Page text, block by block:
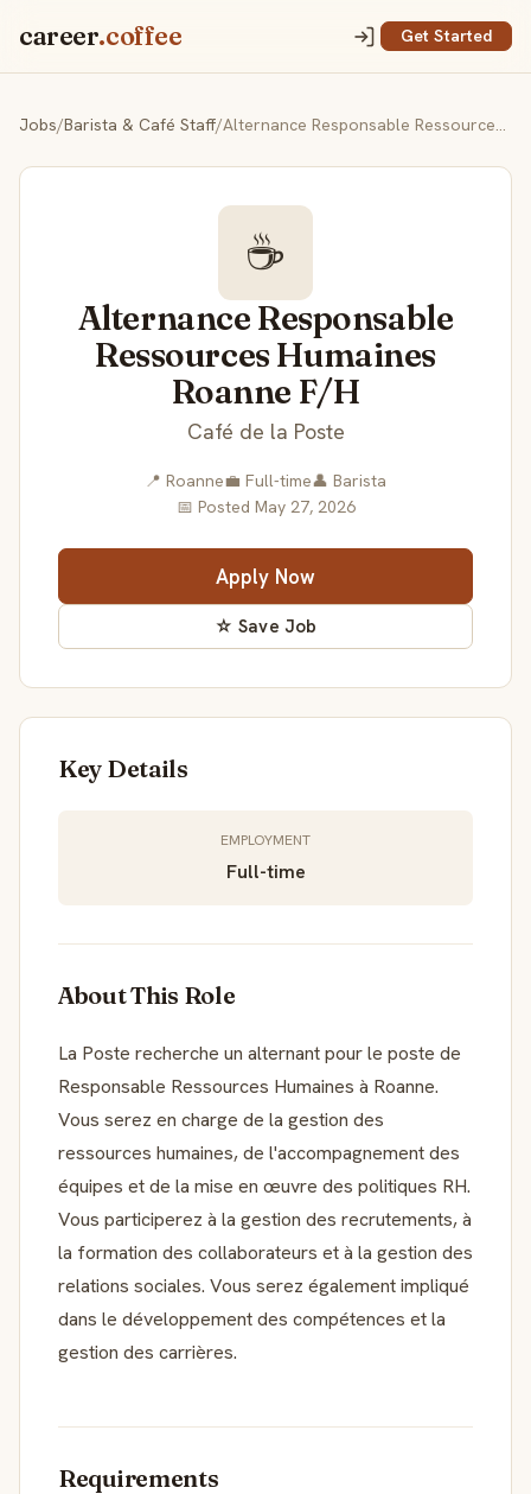
career.coffee Get Started
Jobs/Barista & Café Staff/ Alternance Responsable Ressources Humaines Roanne F/H
☕
Alternance Responsable
Ressources Humaines
Roanne F/H
Café de la Poste
📍 Roanne💼 Full-time👤 Barista
📅 Posted May 27, 2026
Apply Now
☆ Save Job
Key Details
EMPLOYMENT
Full-time
About This Role
La Poste recherche un alternant pour le poste de
Responsable Ressources Humaines à Roanne.
Vous serez en charge de la gestion des
ressources humaines, de l'accompagnement des
équipes et de la mise en œuvre des politiques RH.
Vous participerez à la gestion des recrutements, à
la formation des collaborateurs et à la gestion des
relations sociales. Vous serez également impliqué
dans le développement des compétences et la
gestion des carrières.
Requirements